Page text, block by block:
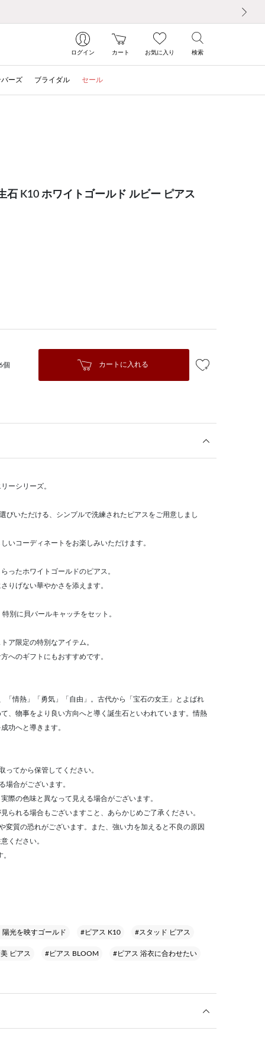
ログイン カート お気に入り 検索
ーズ ブライダル セール
石 K10 ホワイトゴールド ルビー ピアス
個 カートに入れる
ーシリーズ。
びいただける、シンプルで洗練されたピアスをご用意しまし
いコーディネートをお楽しみいただけます。
ったホワイトゴールドのピアス。
りげない華やかさを添えます。
別に貝パールキャッチをセット。
ア限定の特別なアイテム。
へのギフトにもおすすめです。
「情熱」「勇気」「自由」。古代から「宝石の女王」とよばれ
、物事をより良い方向へと導く誕生石といわれています。情熱
功へと導きます。
ってから保管してください。
場合がございます。
際の色味と異なって見える場合がございます。
られる場合もございますこと、あらかじめご了承ください。
変質の恐れがございます。また、強い力を加えると不良の原因
ください。
陽光を映すゴールド #ピアス K10 #スタッド ピアス
ピアス #ピアス BLOOM #ピアス 浴衣に合わせたい